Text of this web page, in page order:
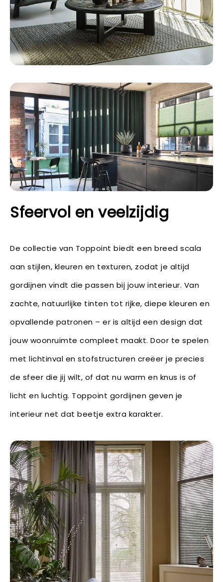
Sfeervol en veelzijdig
De collectie van Toppoint biedt een breed scala
aan stijlen, kleuren en texturen, zodat je altijd
gordijnen vindt die passen bij jouw interieur. Van
zachte, natuurlijke tinten tot rijke, diepe kleuren en
opvallende patronen – er is altijd een design dat
jouw woonruimte compleet maakt. Door te spelen
met lichtinval en stofstructuren creëer je precies
de sfeer die jij wilt, of dat nu warm en knus is of
licht en luchtig. Toppoint gordijnen geven je
interieur net dat beetje extra karakter.